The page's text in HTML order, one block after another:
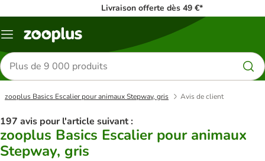
Livraison offerte dès 49 €*
Menu
Rechercher
des
produits
zooplus Basics Escalier pour animaux Stepway, gris Avis de client
197 avis pour l'article suivant :
zooplus Basics Escalier pour animaux
Stepway, gris